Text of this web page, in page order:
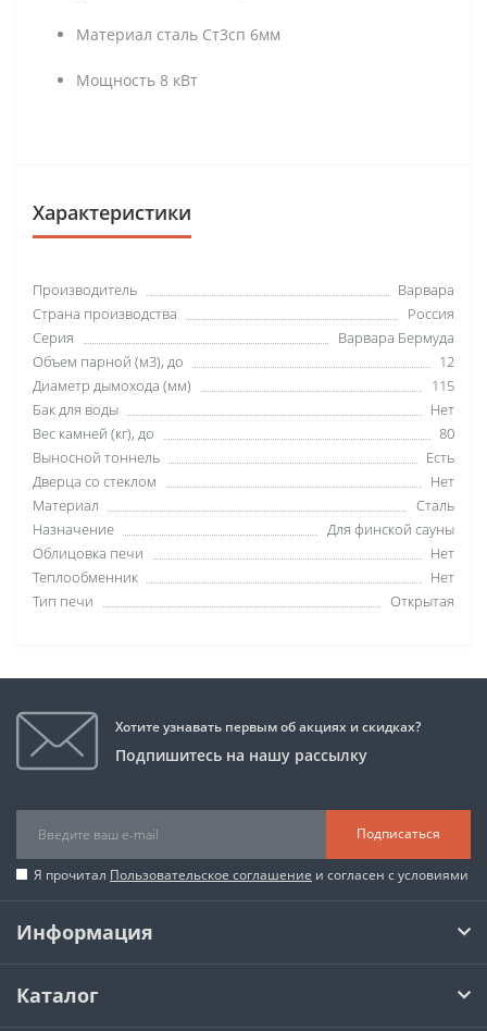
Материал сталь Ст3сп 6мм
Мощность 8 кВт
Характеристики
Производитель
Варвара
Страна производства
Россия
Серия
Варвара Бермуда
Объем парной (м3), до
12
Диаметр дымохода (мм)
115
Бак для воды
Нет
Вес камней (кг), до
80
Выносной тоннель
Есть
Дверца со стеклом
Нет
Материал
Сталь
Назначение
Для финской сауны
Облицовка печи
Нет
Теплообменник
Нет
Тип печи
Открытая
Хотите узнавать первым об акциях и скидках?
Подпишитесь на нашу рассылку
Подписаться
Я прочитал Пользовательское соглашение и согласен с условиями
Информация
Каталог